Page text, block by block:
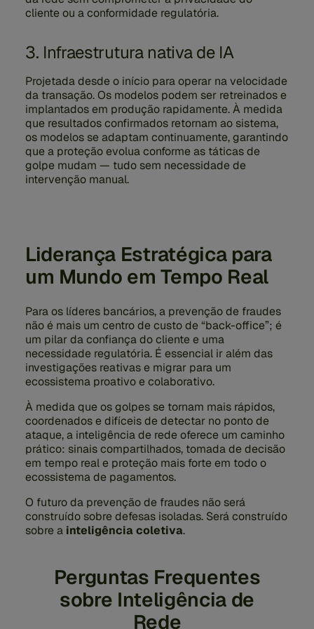
cliente ou a conformidade regulatória.
3. Infraestrutura nativa de IA
Projetada desde o início para operar na velocidade
da transação. Os modelos podem ser retreinados e
implantados em produção rapidamente. À medida
que resultados confirmados retornam ao sistema,
os modelos se adaptam continuamente, garantindo
que a proteção evolua conforme as táticas de
golpe mudam — tudo sem necessidade de
intervenção manual.
Liderança Estratégica para
um Mundo em Tempo Real
Para os líderes bancários, a prevenção de fraudes
não é mais um centro de custo de “back-office”; é
um pilar da confiança do cliente e uma
necessidade regulatória. É essencial ir além das
investigações reativas e migrar para um
ecossistema proativo e colaborativo.
À medida que os golpes se tornam mais rápidos,
coordenados e difíceis de detectar no ponto de
ataque, a inteligência de rede oferece um caminho
prático: sinais compartilhados, tomada de decisão
em tempo real e proteção mais forte em todo o
ecossistema de pagamentos.
O futuro da prevenção de fraudes não será
construído sobre defesas isoladas. Será construído
sobre a inteligência coletiva.
Perguntas Frequentes
sobre Inteligência de
Rede